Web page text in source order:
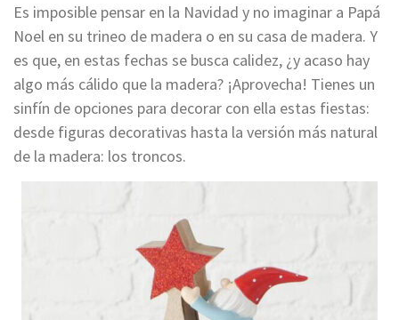
Es imposible pensar en la Navidad y no imaginar a Papá
Noel en su trineo de madera o en su casa de madera. Y
es que, en estas fechas se busca calidez, ¿y acaso hay
algo más cálido que la madera? ¡Aprovecha! Tienes un
sinfín de opciones para decorar con ella estas fiestas:
desde figuras decorativas hasta la versión más natural
de la madera: los troncos.